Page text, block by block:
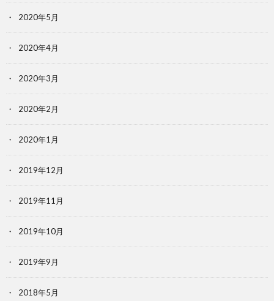
2020年5月
2020年4月
2020年3月
2020年2月
2020年1月
2019年12月
2019年11月
2019年10月
2019年9月
2018年5月